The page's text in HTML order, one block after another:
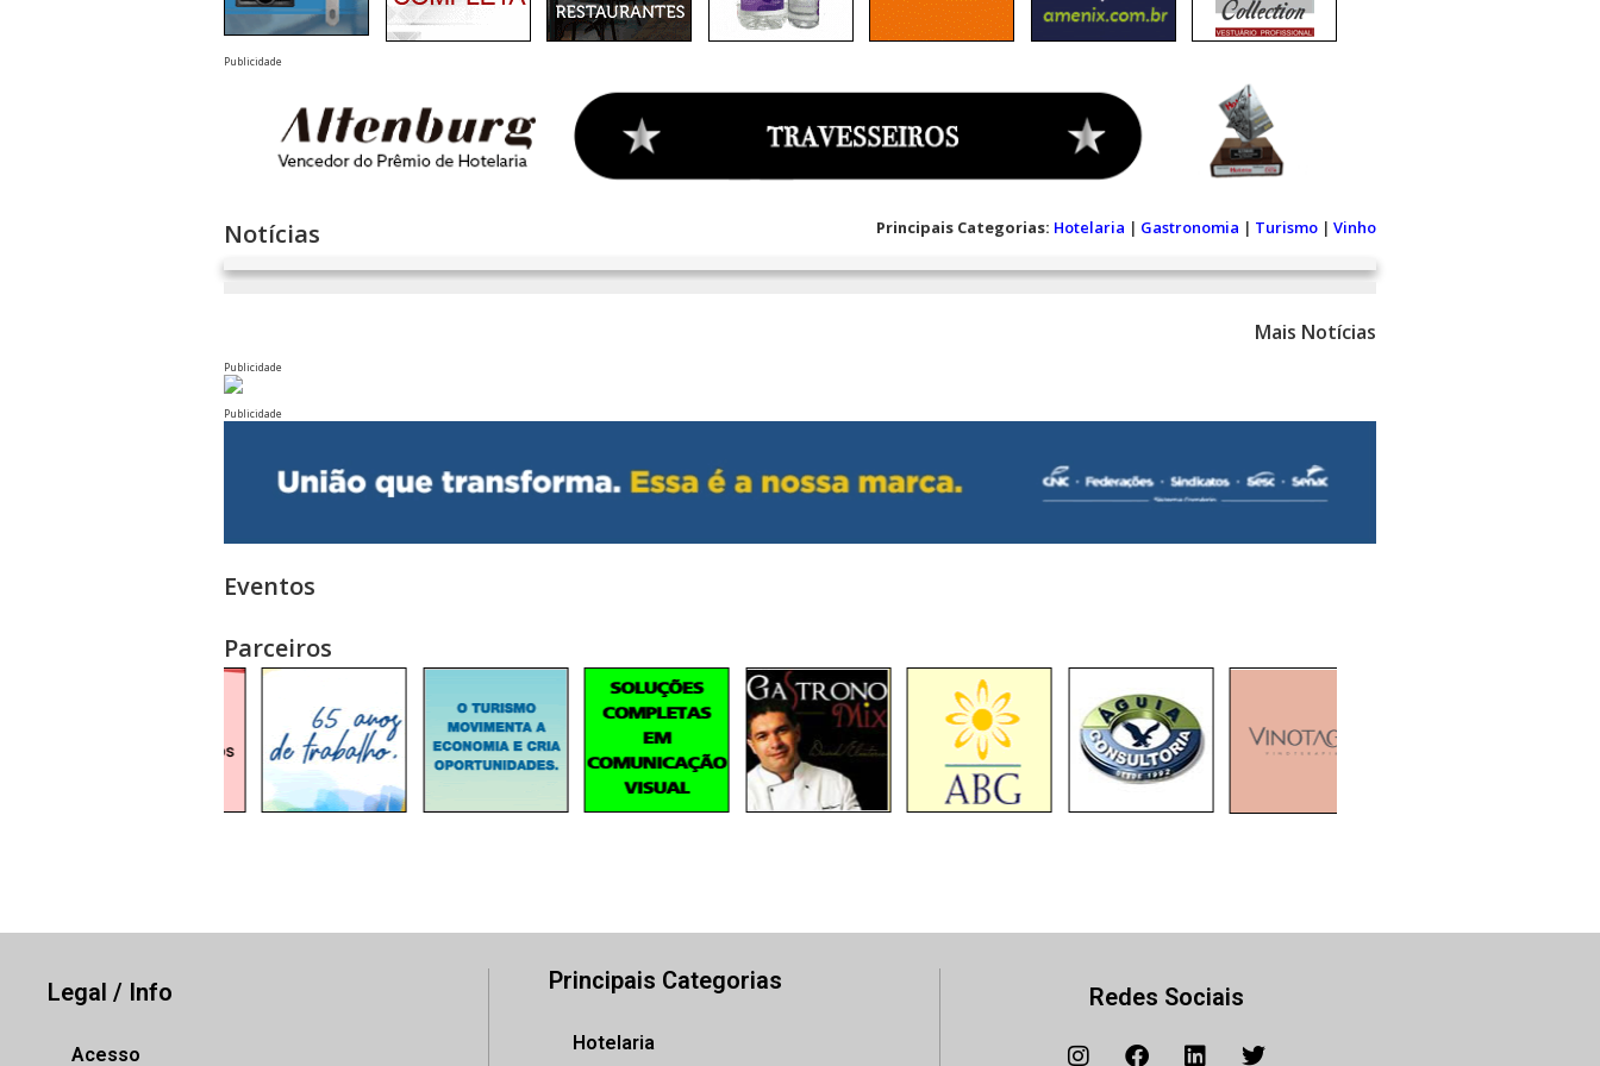
Publicidade
Notícias Principais Categorias: Hotelaria | Gastronomia | Turismo | Vinho
Mais Notícias
Publicidade
Publicidade
Eventos
Parceiros
Legal / Info
Acesso
Principais Categorias
Hotelaria
Redes Sociais